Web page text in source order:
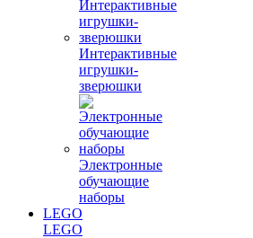
Интерактивные
игрушки-
зверюшки
Электронные
обучающие
наборы
LEGO
LEGO